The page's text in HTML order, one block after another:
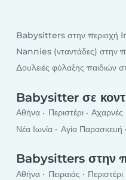
Babysitters στην περιοχή
Nannies (νταντάδες) στην
Δουλειές φύλαξης παιδιών
Babysitter σε
Αθήνα Περιστέρι Αχαρνές
Νέα Ιωνία
Αγία Παρασκευή
Babysitters στην
Αθήνα Πειραιάς Περιστέρι